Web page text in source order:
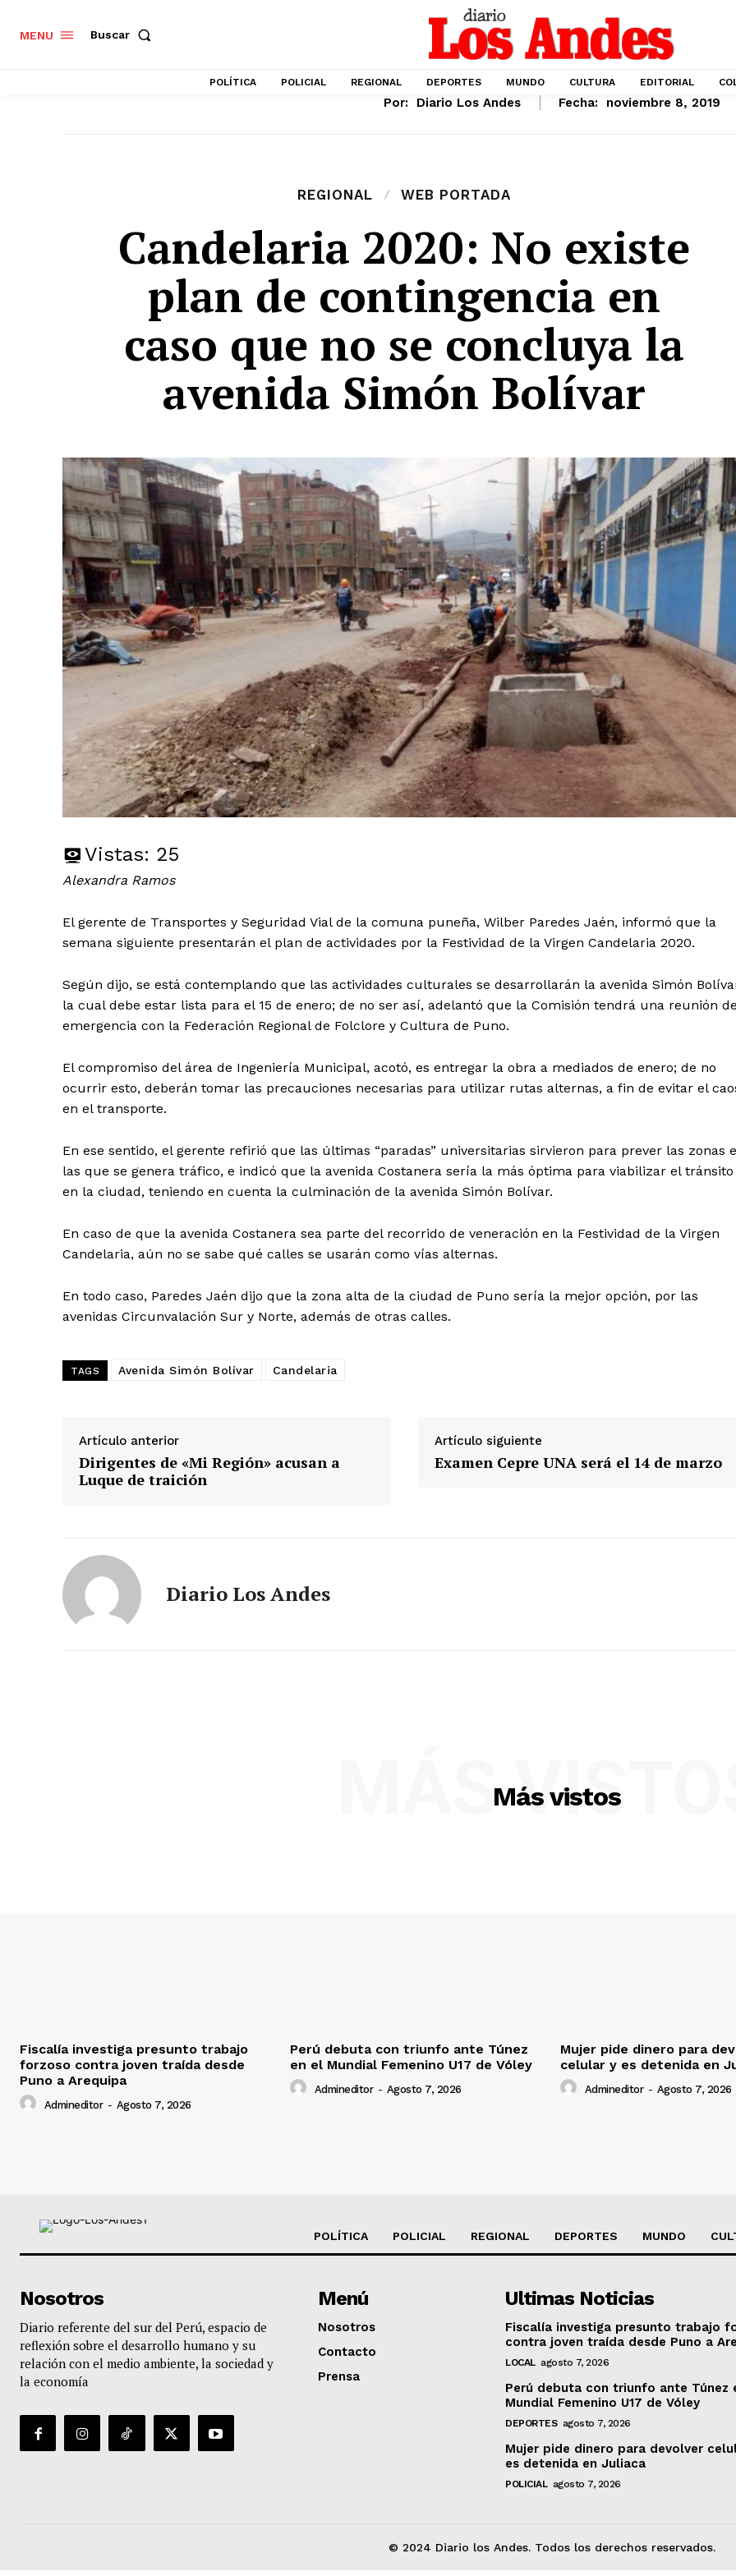
Diario los Andes
MENU Buscar
POLÍTICA POLICIAL REGIONAL DEPORTES MUNDO CULTURA EDITORIAL
Por: Diario Los Andes Fecha: noviembre 8, 2019
REGIONAL WEB PORTADA
Candelaria 2020: No existe
plan de contingencia en
caso que no se concluya la
avenida Simón Bolívar
Vistas: 25
Alexandra Ramos
El gerente de Transportes y Seguridad Vial de la comuna puneña, Wilber Paredes Jaén, informó que la
semana siguiente presentarán el plan de actividades por la Festividad de la Virgen Candelaria 2020.
Según dijo, se está contemplando que las actividades culturales se desarrollarán la avenida Simón
la cual debe estar lista para el 15 de enero; de no ser así, adelantó que la Comisión tendrá una reunión
emergencia con la Federación Regional de Folclore y Cultura de Puno.
El compromiso del área de Ingeniería Municipal, acotó, es entregar la obra a mediados de enero; de no
ocurrir esto, deberán tomar las precauciones necesarias para utilizar rutas alternas, a fin de evitar el
en el transporte.
En ese sentido, el gerente refirió que las últimas “paradas” universitarias sirvieron para prever las zonas
las que se genera tráfico, e indicó que la avenida Costanera sería la más óptima para viabilizar el tránsito
en la ciudad, teniendo en cuenta la culminación de la avenida Simón Bolívar.
En caso de que la avenida Costanera sea parte del recorrido de veneración en la Festividad de la Virgen
Candelaria, aún no se sabe qué calles se usarán como vías alternas.
En todo caso, Paredes Jaén dijo que la zona alta de la ciudad de Puno sería la mejor opción, por las
avenidas Circunvalación Sur y Norte, además de otras calles.
TAGS Avenida Simón Bolívar Candelaria
Artículo anterior
Dirigentes de «Mi Región» acusan a
Luque de traición
Artículo siguiente
Examen Cepre UNA será el 14 de marzo
Diario Los Andes
Más vistos
MÁS
Fiscalía investiga presunto trabajo
forzoso contra joven traída desde
Puno a Arequipa
Admineditor - Agosto 7, 2026
Perú debuta con triunfo ante Túnez
en el Mundial Femenino U17 de Vóley
Admineditor - Agosto 7, 2026
Mujer pide dinero para
celular y es detenida en
Admineditor - Agosto 7, 2026
POLÍTICA POLICIAL REGIONAL DEPORTES MUNDO
Nosotros
Diario referente del sur del Perú, espacio de
reflexión sobre el desarrollo humano y su
relación con el medio ambiente, la sociedad y
la economía
Menú
Nosotros
Contacto
Prensa
Ultimas Noticias
Fiscalía investiga presunto trabajo
contra joven traída desde Puno a
LOCAL agosto 7, 2026
Perú debuta con triunfo ante Túnez
Mundial Femenino U17 de Vóley
DEPORTES agosto 7, 2026
Mujer pide dinero para devolver
es detenida en Juliaca
POLICIAL agosto 7, 2026
© 2024 Diario los Andes. Todos los derechos reservados.